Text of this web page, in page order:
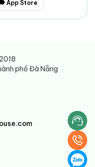
App Store
phố Đà Nẵng